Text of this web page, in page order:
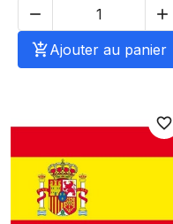


Ajouter au panier
favorite_border